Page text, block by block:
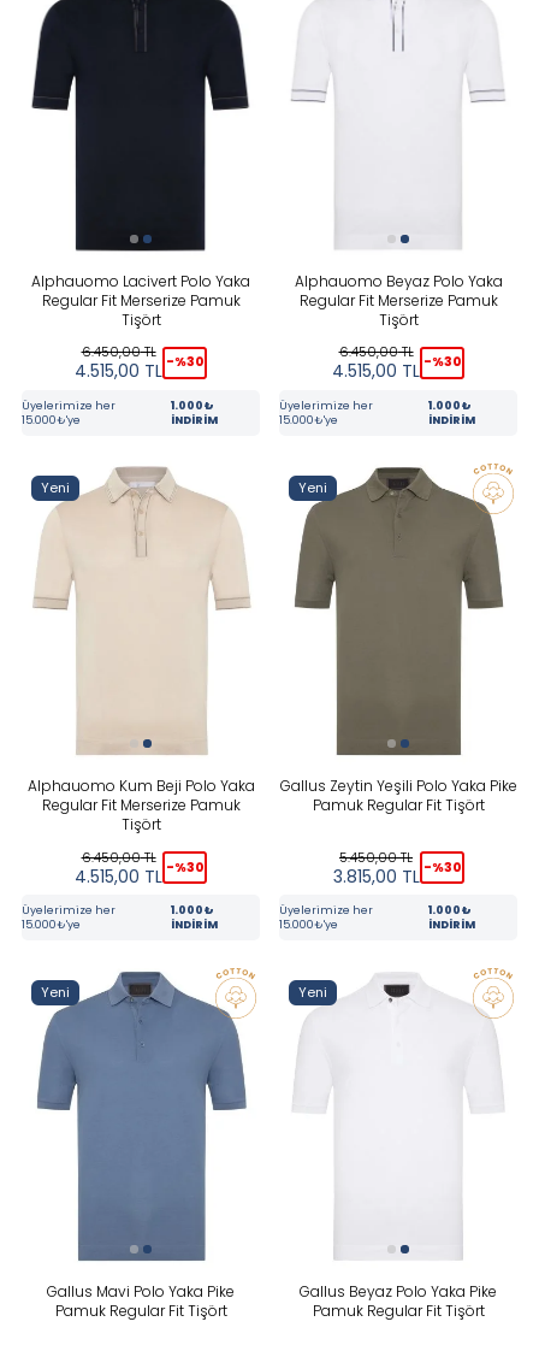
Mavi
Sarı
Siyah
Yeşil
FIYAT
Alphauomo Lacivert Polo Yaka
Regular Fit Merserize Pamuk
Tişört
6.450,00TL
4.515,00 TL -%30
Üyelerimize her
15.000₺'ye
1.000₺
İNDİRİM
Alphauomo Beyaz Polo Yaka
Regular Fit Merserize Pamuk
Tişört
6.450,00TL
4.515,00 TL -%30
Üyelerimize her
15.000₺'ye
1.000₺
İNDİRİM
Yeni
Alphauomo Kum Beji Polo Yaka
Regular Fit Merserize Pamuk
Tişört
6.450,00TL
4.515,00 TL -%30
Üyelerimize her
15.000₺'ye
1.000₺
İNDİRİM
Yeni
Gallus Zeytin Yeşili Polo Yaka Pike
Pamuk Regular Fit Tişört
5.450,00TL
3.815,00 TL -%30
Üyelerimize her
15.000₺'ye
1.000₺
İNDİRİM
Yeni
Gallus Mavi Polo Yaka Pike
Pamuk Regular Fit Tişört
Yeni
Gallus Beyaz Polo Yaka Pike
Pamuk Regular Fit Tişört